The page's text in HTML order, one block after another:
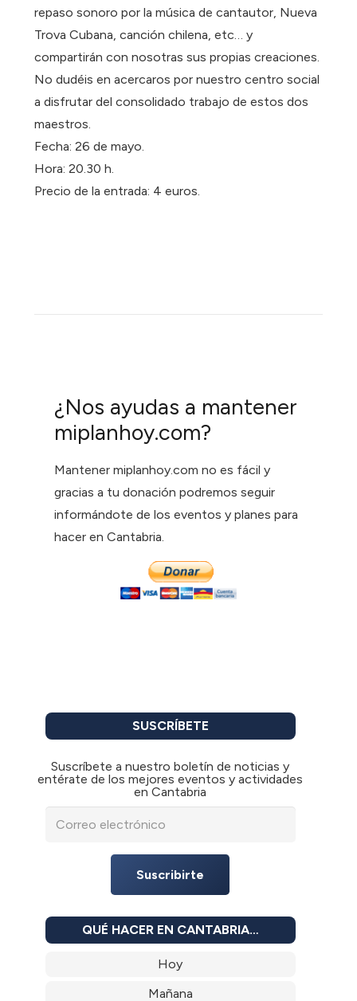
repaso sonoro por la música de cantautor, Nueva
Trova Cubana, canción chilena, etc… y
compartirán con nosotras sus propias creaciones.
No dudéis en acercaros por nuestro centro social
a disfrutar del consolidado trabajo de estos dos
maestros.
Fecha: 26 de mayo.
Hora: 20.30 h.
Precio de la entrada: 4 euros.
¿Nos ayudas a mantener
miplanhoy.com?
Mantener miplanhoy.com no es fácil y
gracias a tu donación podremos seguir
informándote de los eventos y planes para
hacer en Cantabria.
SUSCRÍBETE
Suscríbete a nuestro boletín de noticias y
entérate de los mejores eventos y actividades
en Cantabria
Suscribirte
QUÉ HACER EN CANTABRIA…
Hoy
Mañana